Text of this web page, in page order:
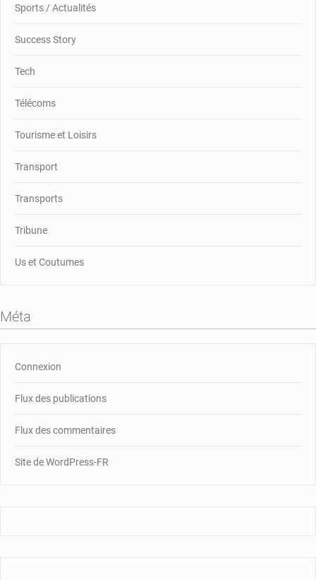
Sports / Actualités
Success Story
Tech
Télécoms
Tourisme et Loisirs
Transport
Transports
Tribune
Us et Coutumes
Méta
Connexion
Flux des publications
Flux des commentaires
Site de WordPress-FR